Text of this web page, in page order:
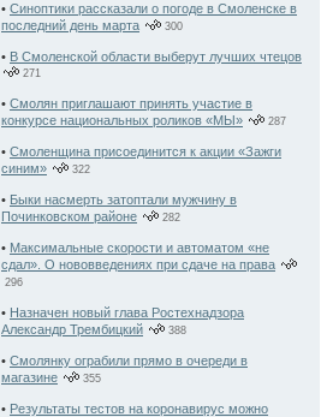
• Синоптики рассказали о погоде в Смоленске в
последний день марта
300
• В Смоленской области выберут лучших чтецов
271
• Смолян приглашают принять участие в
конкурсе национальных роликов «МЫ»
287
• Смоленщина присоединится к акции «Зажги
синим»
322
• Быки насмерть затоптали мужчину в
Починковском районе
282
• Максимальные скорости и автоматом «не
сдал». О нововведениях при сдаче на права
296
• Назначен новый глава Ростехнадзора
Александр Трембицкий
388
• Смолянку ограбили прямо в очереди в
магазине
355
• Результаты тестов на коронавирус можно